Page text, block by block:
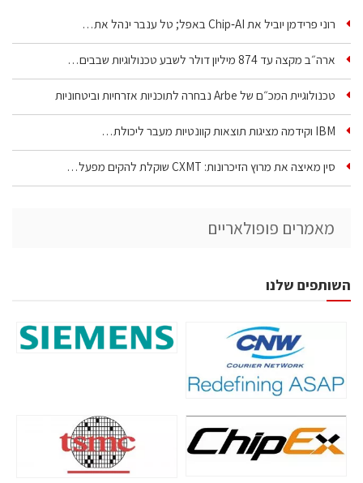
רוני פרידמן יוביל את Chip‑AI באפל; טל ענבר ינהל את…
ארה״ב מקצה עד 874 מיליון דולר לשבע טכנולוגיות שבבים…
טכנולוגיית המכ״ם של Arbe נבחרה לתוכניות אזרחיות וביטחוניות
IBM וקידמה מציגות תוצאות קוונטיות מעבר ליכולת…
סין מאיצה את מרוץ הזיכרונות: CXMT שוקלת להקים מפעל…
מאמרים פופולאריים
השותפים שלנו